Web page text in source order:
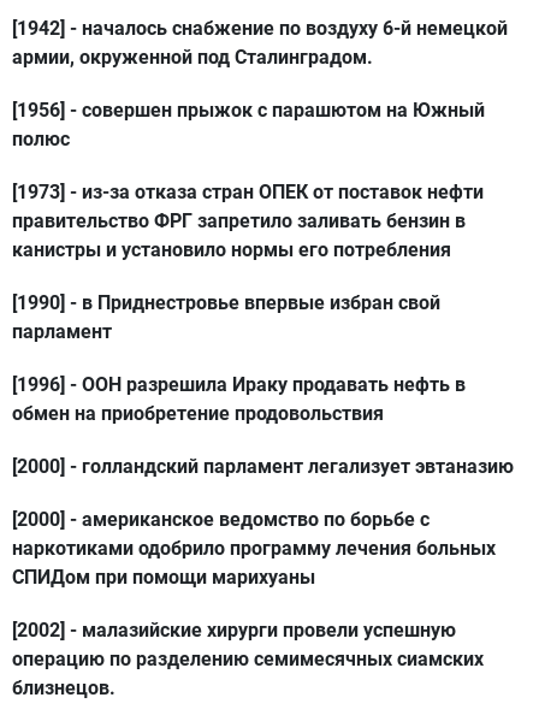
[1942] - началось снабжение по воздуху 6-й немецкой
армии, окруженной под Сталинградом.
[1956] - совершен прыжок с парашютом на Южный
полюс
[1973] - из-за отказа стран ОПЕК от поставок нефти
правительство ФРГ запретило заливать бензин в
канистры и установило нормы его потребления
[1990] - в Приднестровье впервые избран свой
парламент
[1996] - ООН разрешила Ираку продавать нефть в
обмен на приобретение продовольствия
[2000] - голландский парламент легализует эвтаназию
[2000] - американское ведомство по борьбе с
наркотиками одобрило программу лечения больных
СПИДом при помощи марихуаны
[2002] - малазийские хирурги провели успешную
операцию по разделению семимесячных сиамских
близнецов.